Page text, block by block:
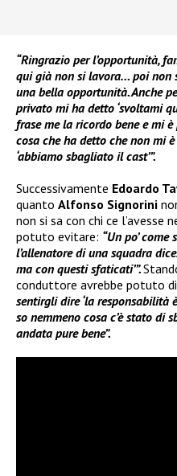
“Ringrazio per l’opportunità,
qui già non si lavora… poi non
una bella opportunità. Anche
privato mi ha detto ‘svoltami
frase me la ricordo bene e mi
cosa che ha detto che non mi
‘abbiamo sbagliato il cast’”.
Successivamente Edoardo
quanto Alfonso Signorini
non si sa con chi ce l’avesse
potuto evitare: “Un po’
l’allenatore di una squadra
ma con questi sfaticati’”.
conduttore avrebbe potuto
sentirgli dire ‘la responsabilità
so nemmeno cosa c’è stato di
andata pure bene”.